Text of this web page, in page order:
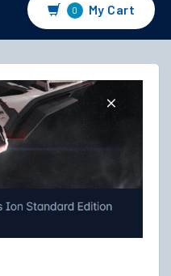
0 My Cart